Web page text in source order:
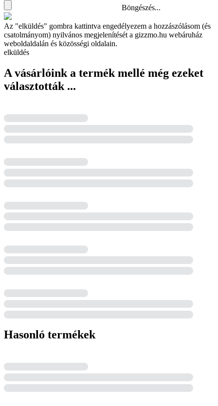
Böngészés...
Az "elküldés" gombra kattintva engedélyezem a hozzászólásom (és
csatolmányom) nyilvános megjelenítését a gizzmo.hu webáruház
weboldaldalán és közösségi oldalain.
elküldés
A vásárlóink a termék mellé még ezeket
választották ...
Hasonló termékek